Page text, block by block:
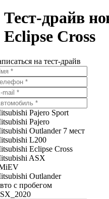
Тест-драйв
Eclipse Cross
на тест-драйв
Pajero Sport
Pajero
Outlander 7 мест
L200
Eclipse Cross
ASX
Outlander
с пробегом